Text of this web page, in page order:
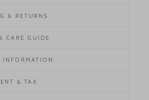
& RETURNS
CARE GUIDE
INFORMATION
& TAX